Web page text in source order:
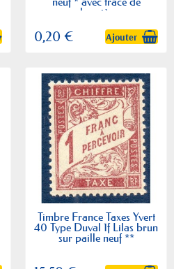
charnière
0,20 € Ajouter
Timbre France Taxes Yvert
40 Type Duval 1f Lilas brun
sur paille neuf **